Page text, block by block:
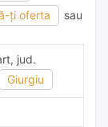
ți oferta
sau
jud.
Giurgiu